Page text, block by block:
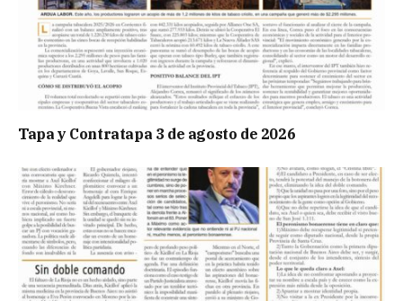
Tapa y Contratapa 3 de agosto de 2026